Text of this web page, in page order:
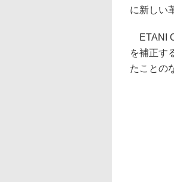
に新しい
ETANI
を補正す
たことの